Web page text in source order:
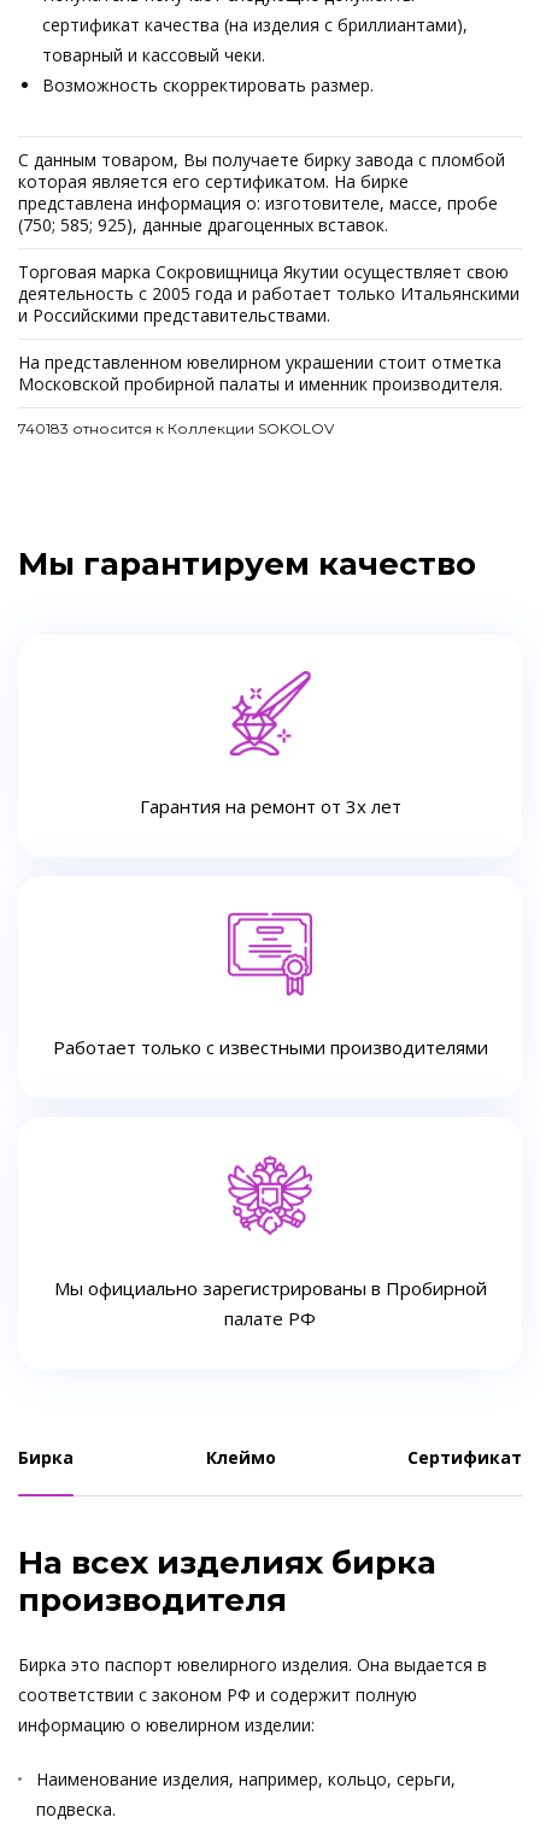
сертификат качества (на изделия с бриллиантами),
товарный и кассовый чеки.
Возможность скорректировать размер.
С данным товаром, Вы получаете бирку завода с пломбой
которая является его сертификатом. На бирке
представлена информация о: изготовителе, массе, пробе
(750; 585; 925), данные драгоценных вставок.
Торговая марка Сокровищница Якутии осуществляет свою
деятельность с 2005 года и работает только Итальянскими
и Российскими представительствами.
На представленном ювелирном украшении стоит отметка
Московской пробирной палаты и именник производителя.
740183 относится к Коллекции SOKOLOV
Мы гарантируем качество
Гарантия на ремонт от 3х лет
Работает только с известными производителями
Мы официально зарегистрированы в Пробирной
палате РФ
Бирка Клеймо Сертификат
На всех изделиях бирка
производителя
Бирка это паспорт ювелирного изделия. Она выдается в
соответствии с законом РФ и содержит полную
информацию о ювелирном изделии:
Наименование изделия, например, кольцо, серьги,
подвеска.